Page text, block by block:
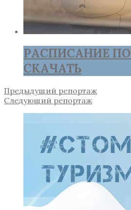
РАСПИСАНИЕ
СКАЧАТЬ
Предыдущий репортаж
Следующий репортаж